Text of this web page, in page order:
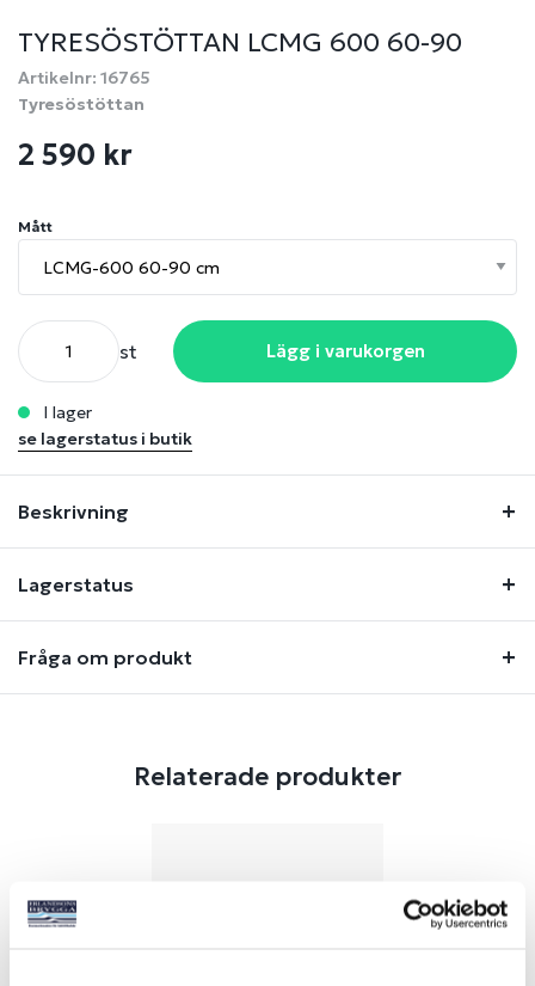
TYRESÖSTÖTTAN LCMG 600 60-90
Artikelnr: 16765
Tyresöstöttan
2 590 kr
Mått
st Lägg i varukorgen
i lager
se lagerstatus i butik
Beskrivning
Lagerstatus
Fråga om produkt
Relaterade produkter